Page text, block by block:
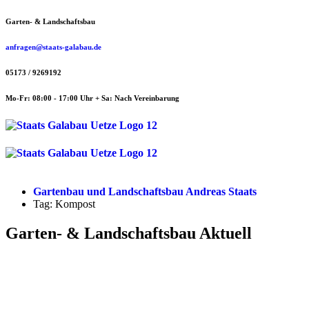
Zum
springen
Garten- & Landschaftsbau
anfragen@staats-galabau.de
05173 / 9269192
Mo-Fr: 08:00 - 17:00 Uhr + Sa: Nach Vereinbarung
Gartenbau und Landschaftsbau Andreas Staats
Tag: Kompost
Garten- & Landschaftsbau Aktuell